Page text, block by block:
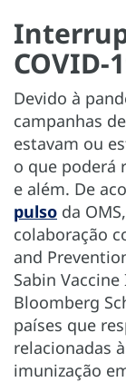
COVID-
Devido à
campanhas
estavam ou
o que poderá
e além. De
pulso da
colaboração
and
Sabin
Bloomberg
países que
relacionadas
imunização